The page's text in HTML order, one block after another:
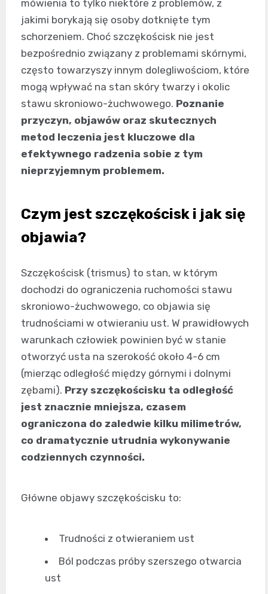
mówienia to tylko niektóre z problemów, z
jakimi borykają się osoby dotknięte tym
schorzeniem. Choć szczękościsk nie jest
bezpośrednio związany z problemami skórnymi,
często towarzyszy innym dolegliwościom, które
mogą wpływać na stan skóry twarzy i okolic
stawu skroniowo-żuchwowego. Poznanie
przyczyn, objawów oraz skutecznych
metod leczenia jest kluczowe dla
efektywnego radzenia sobie z tym
nieprzyjemnym problemem.
Czym jest szczękościsk i jak się
objawia?
Szczękościsk (trismus) to stan, w którym
dochodzi do ograniczenia ruchomości stawu
skroniowo-żuchwowego, co objawia się
trudnościami w otwieraniu ust. W prawidłowych
warunkach człowiek powinien być w stanie
otworzyć usta na szerokość około 4-6 cm
(mierząc odległość między górnymi i dolnymi
zębami). Przy szczękościsku ta odległość
jest znacznie mniejsza, czasem
ograniczona do zaledwie kilku milimetrów,
co dramatycznie utrudnia wykonywanie
codziennych czynności.
Główne objawy szczękościsku to:
Trudności z otwieraniem ust
Ból podczas próby szerszego otwarcia
ust